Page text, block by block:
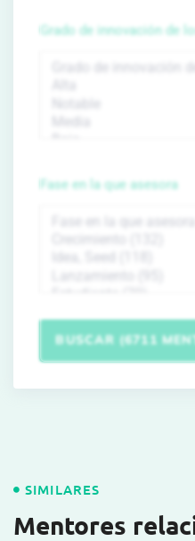
Grado de innovación de
Fase en la que asesora
BUSCAR (6711
SIMILARES
Mentores